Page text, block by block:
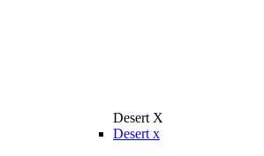
Desert X
Desert x